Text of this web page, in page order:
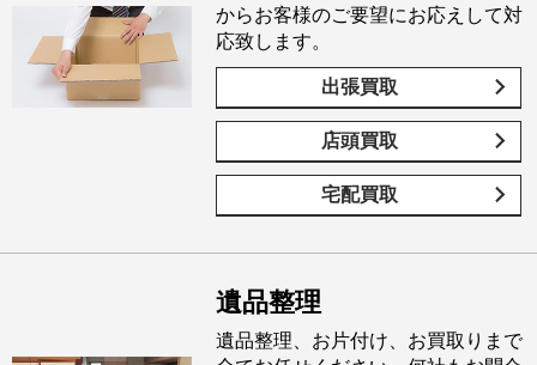
からお客様のご要望にお応えして対
応致します。
出張買取
店頭買取
宅配買取
遺品整理
遺品整理、お片付け、お買取りまで